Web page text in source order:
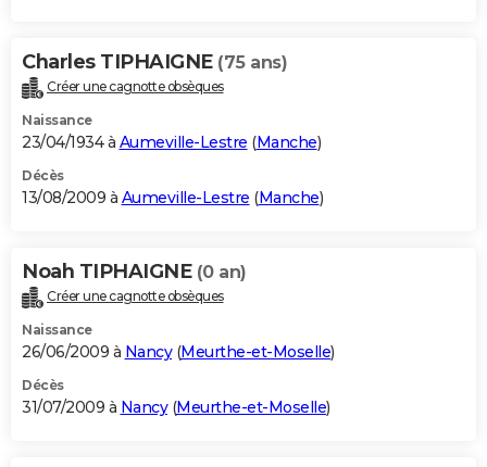
Charles TIPHAIGNE (75 ans)
Créer une cagnotte obsèques
Naissance
23/04/1934 à Aumeville-Lestre (Manche)
Décès
13/08/2009 à Aumeville-Lestre (Manche)
Noah TIPHAIGNE (0 an)
Créer une cagnotte obsèques
Naissance
26/06/2009 à Nancy(Meurthe-et-Moselle)
Décès
31/07/2009 à Nancy(Meurthe-et-Moselle)